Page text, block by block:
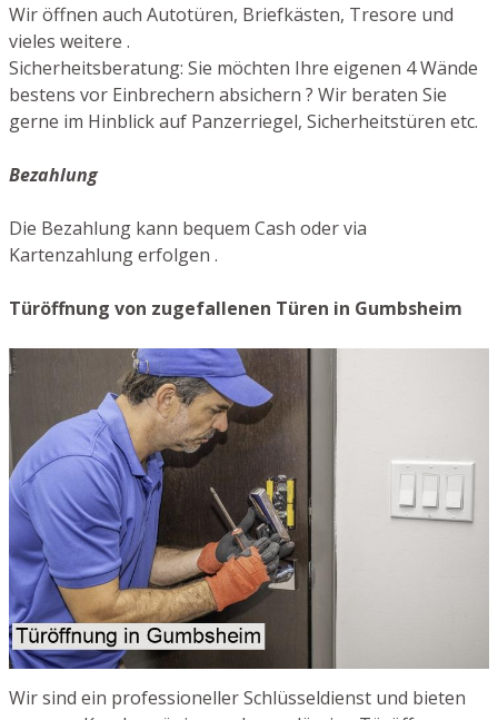
Wir öffnen auch Autotüren, Briefkästen, Tresore und
vieles weitere .
Sicherheitsberatung: Sie möchten Ihre eigenen 4 Wände
bestens vor Einbrechern absichern ? Wir beraten Sie
gerne im Hinblick auf Panzerriegel, Sicherheitstüren etc.
Bezahlung
Die Bezahlung kann bequem Cash oder via
Kartenzahlung erfolgen .
Türöffnung von zugefallenen Türen in Gumbsheim
Wir sind ein professioneller Schlüsseldienst und bieten